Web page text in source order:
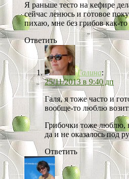
Я раньше тесто на кефире
сейчас ленюсь и готовое
пихаю, мне без грибов как-то
Ответить
Галина:
25/11/2013 в 9:40 дп
Галя, я тоже часто и
вообще-то люблю
Грибочки тоже люблю,
да и не оказалось под
Ответить